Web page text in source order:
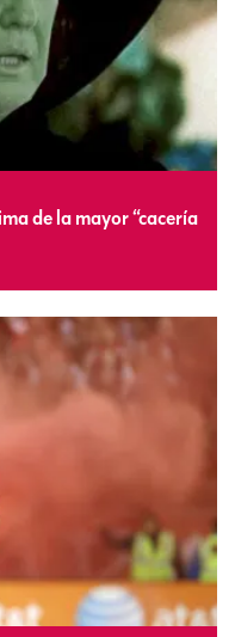
de la mayor “cacería